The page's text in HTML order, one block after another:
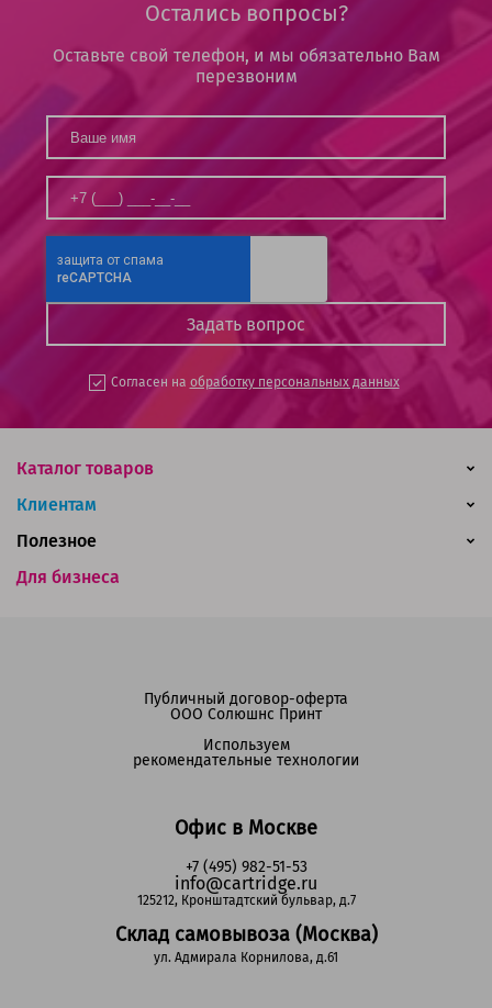
Остались вопросы?
Оставьте свой телефон, и мы обязательно Вам
перезвоним
Согласен на обработку персональных данных
Каталог товаров
Клиентам
Для бизнеса
Полезное
Офис в Москве
+7 (495) 982-51-53
info@cartridge.ru
125212, Кронштадтский бульвар, д.7
Склад самовывоза (Москва)
ул. Адмирала Корнилова, д.61
Публичный договор-оферта
ООО Солюшнс Принт
Используем
рекомендательные технологии